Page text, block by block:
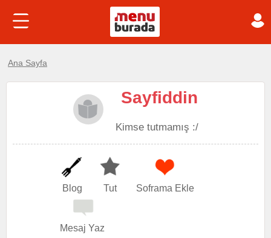
Ana Sayfa
Sayfiddin
Kimse tutmamış :/
Blog Tut Soframa Ekle
Mesaj Yaz